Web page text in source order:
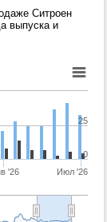
Ситроен
выпуска и
'26 Июл '26
0
25